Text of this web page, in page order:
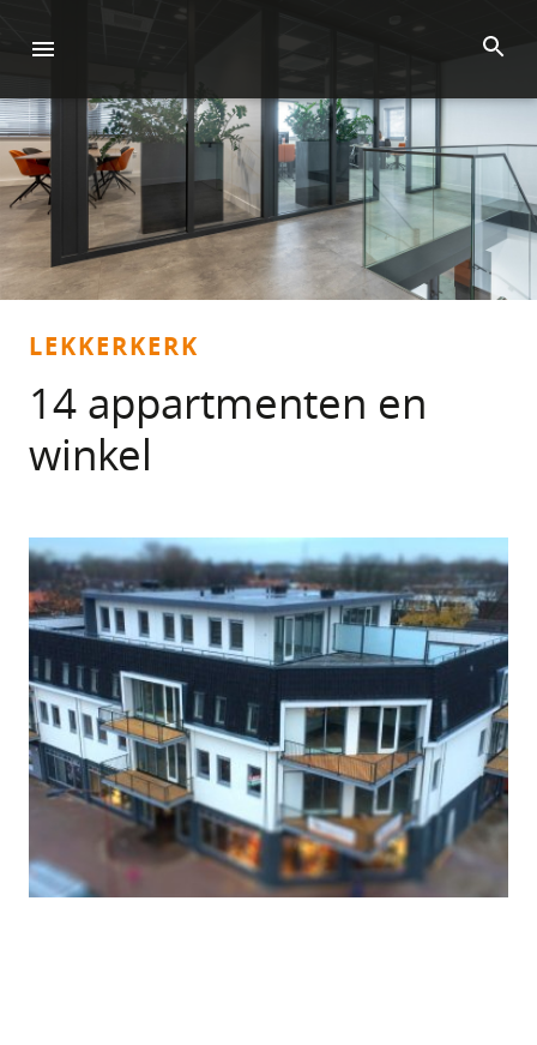
LEKKERKERK
14 appartmenten en
winkel